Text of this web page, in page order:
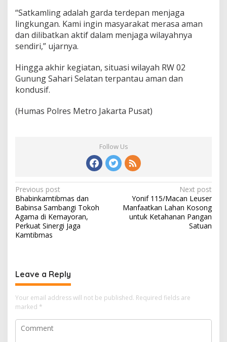
“Satkamling adalah garda terdepan menjaga
lingkungan. Kami ingin masyarakat merasa aman
dan dilibatkan aktif dalam menjaga wilayahnya
sendiri,” ujarnya.
Hingga akhir kegiatan, situasi wilayah RW 02
Gunung Sahari Selatan terpantau aman dan
kondusif.
(Humas Polres Metro Jakarta Pusat)
Follow Us
Post
navigation
Previous post
Bhabinkamtibmas dan
Babinsa Sambangi Tokoh
Agama di Kemayoran,
Perkuat Sinergi Jaga
Kamtibmas
Next post
Yonif 115/Macan Leuser
Manfaatkan Lahan Kosong
untuk Ketahanan Pangan
Satuan
Leave a Reply
Your email address will not be published. Required fields are
marked *